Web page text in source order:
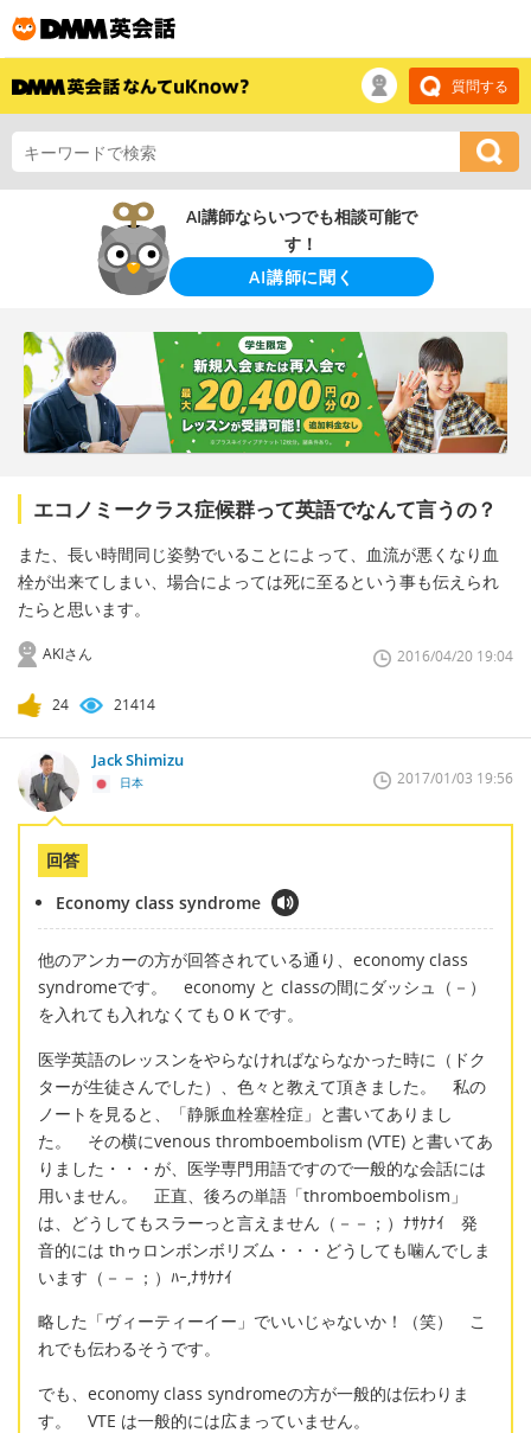
質問する
AI講師ならいつでも相談可能で
す！
AI講師に聞く
エコノミークラス症候群って英語でなんて言うの？
また、長い時間同じ姿勢でいることによって、血流が悪くなり血
栓が出来てしまい、場合によっては死に至るという事も伝えられ
たらと思います。
AKIさん 2016/04/20 19:04
24 21414
Jack Shimizu
日本 2017/01/03 19:56
回答
Economy class syndrome
他のアンカーの方が回答されている通り、economy class
syndromeです。 economy と classの間にダッシュ（－）
を入れても入れなくてもＯＫです。
医学英語のレッスンをやらなければならなかった時に（ドク
ターが生徒さんでした）、色々と教えて頂きました。 私の
ノートを見ると、「静脈血栓塞栓症」と書いてありまし
た。 その横にvenous thromboembolism (VTE) と書いてあ
りました・・・が、医学専門用語ですので一般的な会話には
用いません。 正直、後ろの単語「thromboembolism」
は、どうしてもスラーっと言えません（－－；）ﾅｻｹﾅｲ 発
音的には thゥロンボンボリズム・・・どうしても噛んでしま
います（－－；）ﾊｰ,ﾅｻｹﾅｲ
略した「ヴィーティーイー」でいいじゃないか！（笑） こ
れでも伝わるそうです。
でも、economy class syndromeの方が一般的は伝わりま
す。 VTE は一般的には広まっていません。